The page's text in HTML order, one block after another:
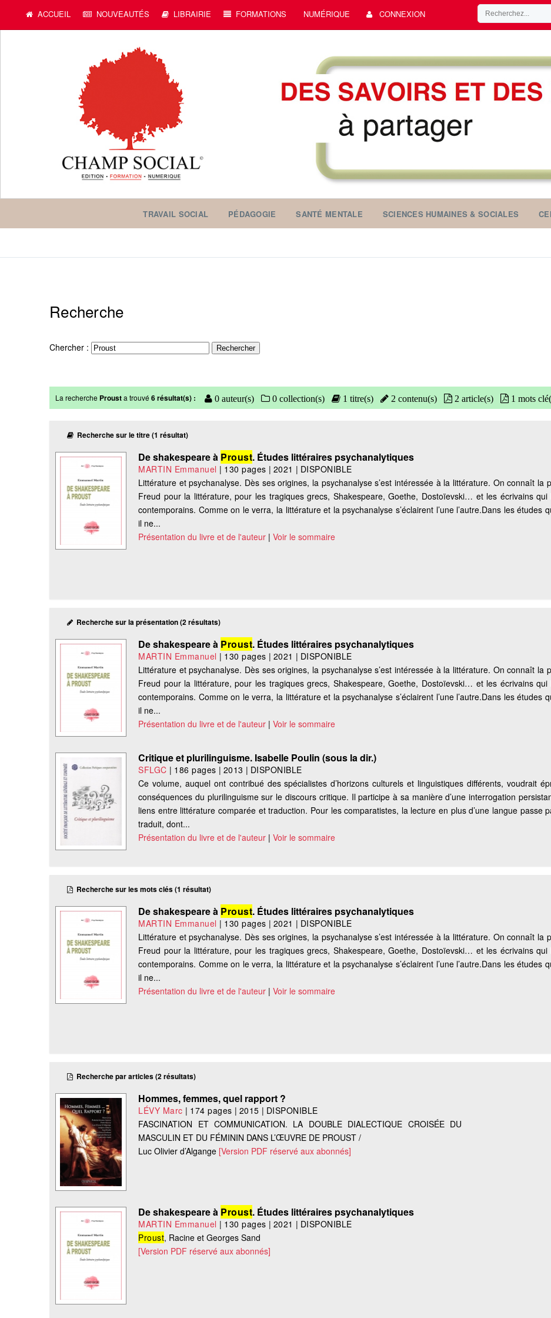
ACCUEIL NOUVEAUTÉS LIBRAIRIE FORMATIONS NUMÉRIQUE CONNEXION
TRAVAIL SOCIAL PÉDAGOGIE SANTÉ MENTALE SCIENCES HUMAINES & SOCIALES
Recherche
Chercher :
La recherche Prousta trouvé6 résultat(s) : 0 auteur(s) 0 collection(s) 1 titre(s) 2 contenu(s) 2 article(s) 1 mots
Recherche sur le titre (1 résultat)
De shakespeare à Proust. Études littéraires psychanalytiques
MARTIN Emmanuel | 130 pages | 2021 | DISPONIBLE
Littérature et psychanalyse. Dès ses origines, la psychanalyse s’est intéressée à la littérature. On connaît la
Freud pour la littérature, pour les tragiques grecs, Shakespeare, Goethe, Dostoïevski… et les écrivains qui
contemporains. Comme on le verra, la littérature et la psychanalyse s’éclairent l’une l’autre.Dans les études
il ne...
Présentation du livre et de l'auteur |Voir le sommaire
Recherche sur la présentation (2 résultats)
De shakespeare à Proust. Études littéraires psychanalytiques
MARTIN Emmanuel | 130 pages | 2021 | DISPONIBLE
Littérature et psychanalyse. Dès ses origines, la psychanalyse s’est intéressée à la littérature. On connaît la
Freud pour la littérature, pour les tragiques grecs, Shakespeare, Goethe, Dostoïevski… et les écrivains qui
contemporains. Comme on le verra, la littérature et la psychanalyse s’éclairent l’une l’autre.Dans les études
il ne...
Présentation du livre et de l'auteur |Voir le sommaire
Critique et plurilinguisme. Isabelle Poulin (sous la dir.)
SFLGC | 186 pages | 2013 | DISPONIBLE
Ce volume, auquel ont contribué des spécialistes d’horizons culturels et linguistiques différents, voudrait
conséquences du plurilinguisme sur le discours critique. Il participe à sa manière d’une interrogation
liens entre littérature comparée et traduction. Pour les comparatistes, la lecture en plus d’une langue passe
traduit, dont...
Présentation du livre et de l'auteur |Voir le sommaire
Recherche sur les mots clés (1 résultat)
De shakespeare à Proust. Études littéraires psychanalytiques
MARTIN Emmanuel | 130 pages | 2021 | DISPONIBLE
Littérature et psychanalyse. Dès ses origines, la psychanalyse s’est intéressée à la littérature. On connaît la
Freud pour la littérature, pour les tragiques grecs, Shakespeare, Goethe, Dostoïevski… et les écrivains qui
contemporains. Comme on le verra, la littérature et la psychanalyse s’éclairent l’une l’autre.Dans les études
il ne...
Présentation du livre et de l'auteur |Voir le sommaire
Recherche par articles (2 résultats)
Hommes, femmes, quel rapport ?
LÉVY Marc | 174 pages | 2015 | DISPONIBLE
FASCINATION ET COMMUNICATION. LA DOUBLE DIALECTIQUE CROISÉE DU
MASCULIN ET DU FÉMININ DANS L’ŒUVRE DE PROUST /
Luc Olivier d’Algange [Version PDF réservé aux abonnés]
De shakespeare à Proust. Études littéraires psychanalytiques
MARTIN Emmanuel | 130 pages | 2021 | DISPONIBLE
Proust, Racine et Georges Sand
[Version PDF réservé aux abonnés]